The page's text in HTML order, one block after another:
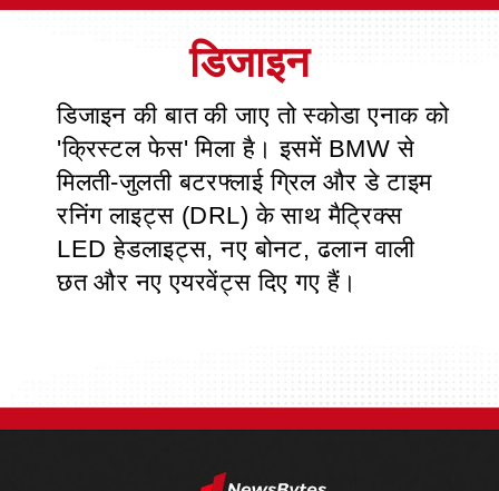
डिजाइन
डिजाइन की बात की जाए तो स्कोडा एनाक को
'क्रिस्टल फेस' मिला है। इसमें BMW से
मिलती-जुलती बटरफ्लाई ग्रिल और डे टाइम
रनिंग लाइट्स (DRL) के साथ मैट्रिक्स
LED हेडलाइट्स, नए बोनट, ढलान वाली